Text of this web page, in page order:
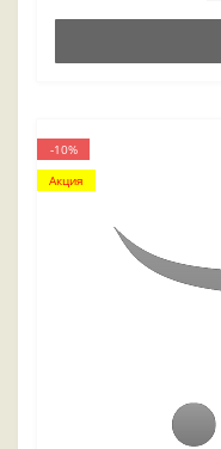
-10%
Акция